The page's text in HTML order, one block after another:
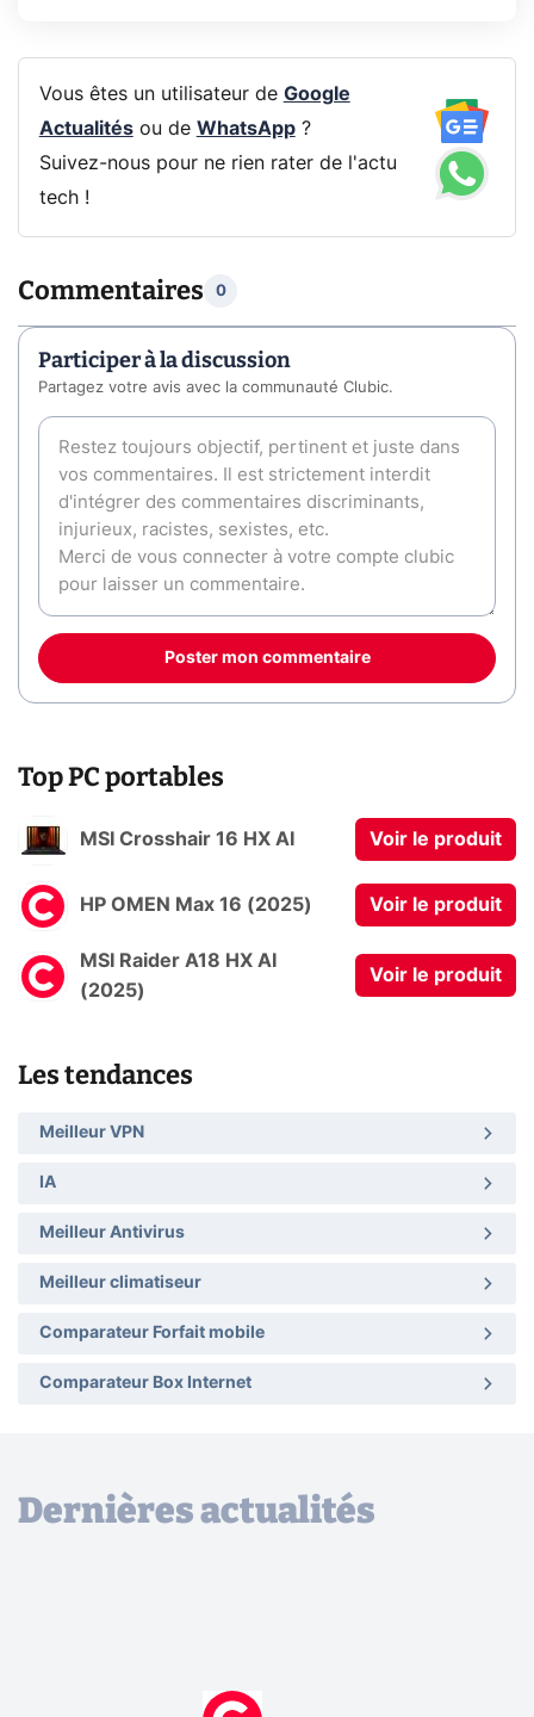
Vous êtes un utilisateur de Google
Actualitésou de WhatsApp?
Suivez-nous pour ne rien rater de l'actu
tech !
Commentaires 0
Participer à la discussion
Partagez votre avis avec la communauté Clubic.
Poster mon commentaire
Top PC portables
MSI Crosshair 16 HX AI Voir le produit
HP OMEN Max 16 (2025) Voir le produit
MSI Raider A18 HX AI
(2025)
Voir le produit
Les tendances
Meilleur VPN
IA
Meilleur Antivirus
Meilleur climatiseur
Comparateur Forfait mobile
Comparateur Box Internet
Dernières actualités